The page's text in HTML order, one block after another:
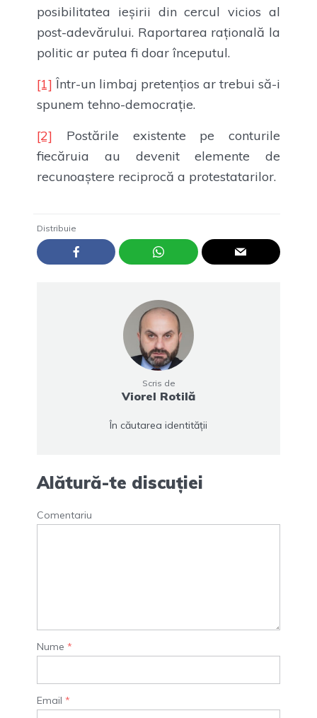
posibilitatea ieșirii din cercul vicios al
post-adevărului. Raportarea rațională la
politic ar putea fi doar începutul.
[1] Într-un limbaj pretențios ar trebui să-i
spunem tehno-democrație.
[2] Postările existente pe conturile
fiecăruia au devenit elemente de
recunoaștere reciprocă a protestatarilor.
Distribuie
Scris de
Viorel Rotilă
În căutarea identității
Alătură-te discuției
Comentariu
Nume *
Email *